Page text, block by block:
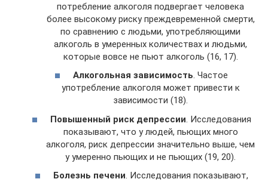
потребление алкоголя подвергает человека
более высокому риску преждевременной смерти,
по сравнению с людьми, употребляющими
алкоголь в умеренных количествах и людьми,
которые вовсе не пьют алкоголь (16, 17).
Алкогольная зависимость. Частое
употребление алкоголя может привести к
зависимости (18).
Повышенный риск депрессии . Исследования
показывают, что у людей, пьющих много
алкоголя, риск депрессии значительно выше, чем
у умеренно пьющих и не пьющих (19, 20).
Болезнь печени. Исследования показывают,